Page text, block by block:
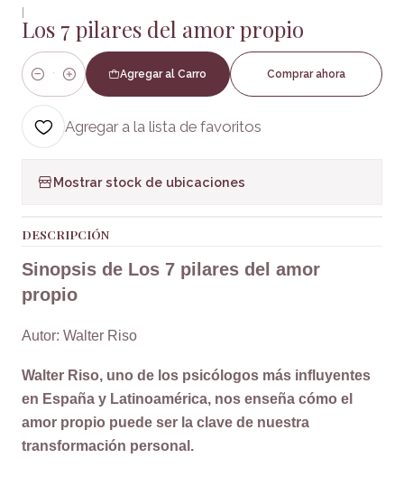
|
Los 7 pilares del amor propio
Cantidad
Agregar al Carro Comprar ahora
Agregar a la lista de favoritos
Mostrar stock de ubicaciones
DESCRIPCIÓN
Sinopsis de Los 7 pilares del amor
propio
Autor: Walter Riso
Walter Riso, uno de los psicólogos más influyentes
en España y Latinoamérica, nos enseña cómo el
amor propio puede ser la clave de nuestra
transformación personal.